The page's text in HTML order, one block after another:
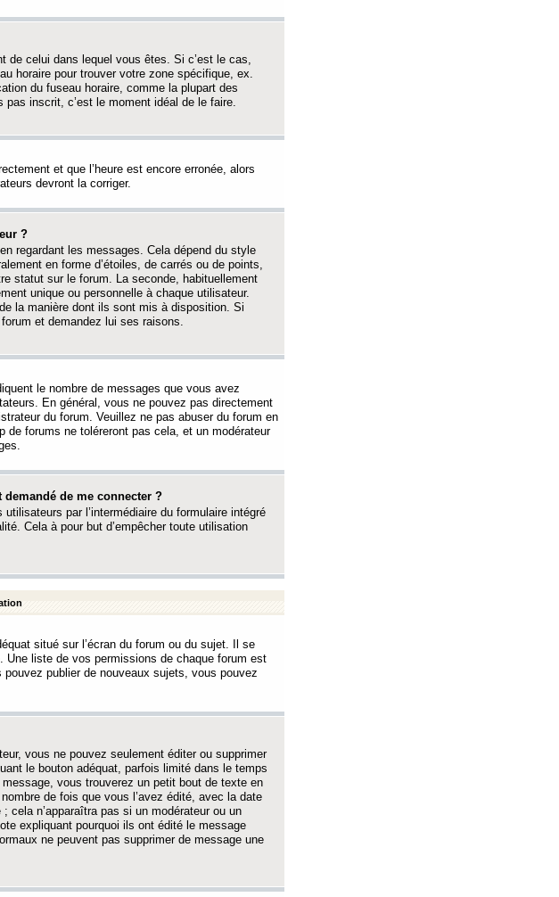
de celui dans lequel vous êtes. Si c’est le cas,
horaire pour trouver votre zone spécifique, ex.
du fuseau horaire, comme la plupart des
pas inscrit, c’est le moment idéal de le faire.
et que l’heure est encore erronée, alors
devront la corriger.
?
regardant les messages. Cela dépend du style
en forme d’étoiles, de carrés ou de points,
statut sur le forum. La seconde, habituellement
unique ou personnelle à chaque utilisateur.
la manière dont ils sont mis à disposition. Si
et demandez lui ses raisons.
le nombre de messages que vous avez
En général, vous ne pouvez pas directement
du forum. Veuillez ne pas abuser du forum en
de forums ne toléreront pas cela, et un modérateur
de me connecter ?
par l’intermédiaire du formulaire intégré
Cela à pour but d’empêcher toute utilisation
situé sur l’écran du forum ou du sujet. Il se
Une liste de vos permissions de chaque forum est
publier de nouveaux sujets, vous pouvez
vous ne pouvez seulement éditer ou supprimer
le bouton adéquat, parfois limité dans le temps
vous trouverez un petit bout de texte en
de fois que vous l’avez édité, avec la date
cela n’apparaîtra pas si un modérateur ou un
expliquant pourquoi ils ont édité le message
ne peuvent pas supprimer de message une